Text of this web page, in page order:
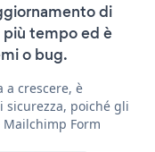
di
tempo ed è
o bug.
a crescere, è
poiché gli
Form